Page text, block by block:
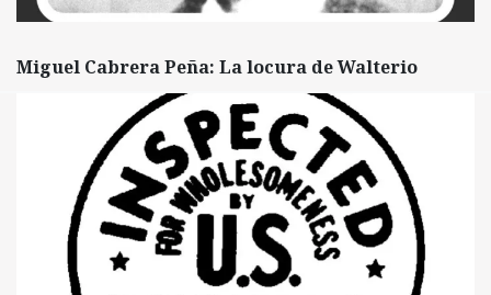
Miguel Cabrera Peña: La locura de Walterio